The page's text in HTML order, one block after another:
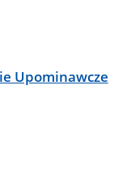
Upominawcze